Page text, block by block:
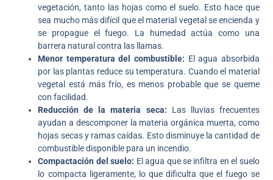
vegetación, tanto las hojas como el suelo. Esto hace que
sea mucho más difícil que el material vegetal se encienda y
se propague el fuego. La humedad actúa como una
barrera natural contra las llamas.
Menor temperatura del combustible: El agua absorbida
por las plantas reduce su temperatura. Cuando el material
vegetal está más frío, es menos probable que se queme
con facilidad.
Reducción de la materia seca: Las lluvias frecuentes
ayudan a descomponer la materia orgánica muerta, como
hojas secas y ramas caídas. Esto disminuye la cantidad de
combustible disponible para un incendio.
Compactación del suelo: El agua que se infiltra en el suelo
lo compacta ligeramente, lo que dificulta que el fuego se